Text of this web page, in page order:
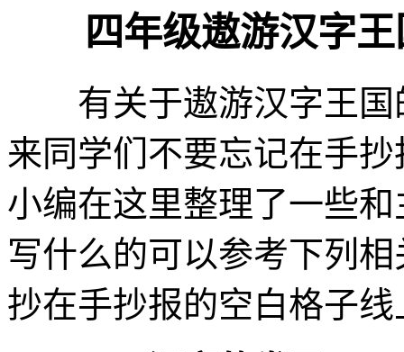
四年级遨游汉字王
有关于遨游汉字王国
来同学们不要忘记在手
小编在这里整理了一些
写什么的可以参考下列
抄在手抄报的空白格子线